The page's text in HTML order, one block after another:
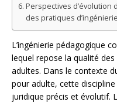
Perspectives d’évolution
des pratiques d’ingénierie
L’ingénierie pédagogique
lequel repose la qualité
adultes. Dans le contexte
pour adulte, cette
juridique précis et évolutif.